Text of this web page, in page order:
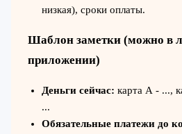
низкая), сроки оплаты.
Шаблон заметки (можно в
приложении)
Деньги сейчас: карта А - ...,
...
Обязательные платежи до